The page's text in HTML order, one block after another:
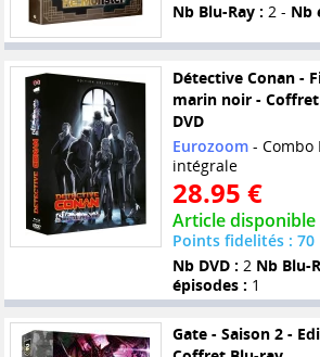
Nb Blu-Ray : 2 - Nb
Détective Conan -
marin noir -
DVD
Eurozoom- Combo
intégrale
28.95 €
Article disponible
Points fidelités : 70
Nb DVD : 2 Nb Blu-
épisodes : 1
Gate - Saison 2 -